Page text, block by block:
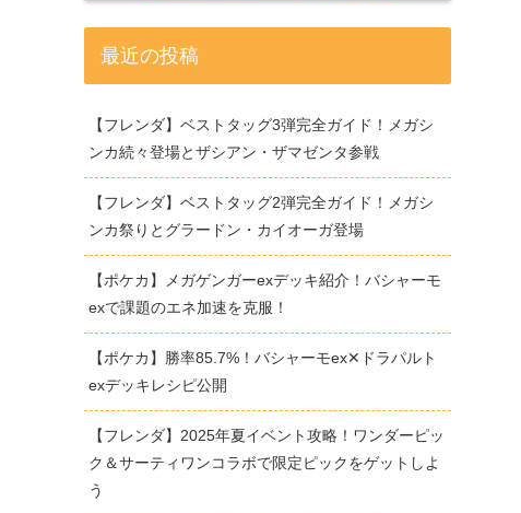
最近の投稿
【フレンダ】ベストタッグ3弾完全ガイド！メガシ
ンカ続々登場とザシアン・ザマゼンタ参戦
【フレンダ】ベストタッグ2弾完全ガイド！メガシ
ンカ祭りとグラードン・カイオーガ登場
【ポケカ】メガゲンガーexデッキ紹介！バシャーモ
exで課題のエネ加速を克服！
【ポケカ】勝率85.7%！バシャーモex✕ドラパルト
exデッキレシピ公開
【フレンダ】2025年夏イベント攻略！ワンダーピッ
ク＆サーティワンコラボで限定ピックをゲットしよ
う